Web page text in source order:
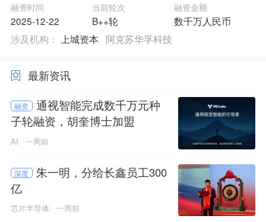
融资时间
2025-12-22
当前轮次
B++轮
融资金额
数千万人民币
涉及机构： 上城资本 阿克苏华孚科技
最新资讯
融资
通视智能完成数千万元种
子轮融资，胡奎博士加盟
AI 一周前
深度
朱一明，分给长鑫员工300
亿
芯片半导体 一周前